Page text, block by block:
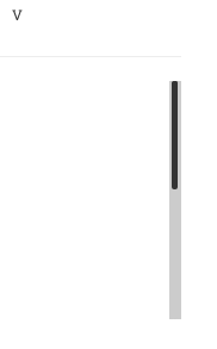
V